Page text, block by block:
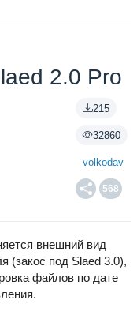
2.0 Pro
215
32860
volkodav
568
внешний вид
(закос под Slaed 3.0),
файлов по дате